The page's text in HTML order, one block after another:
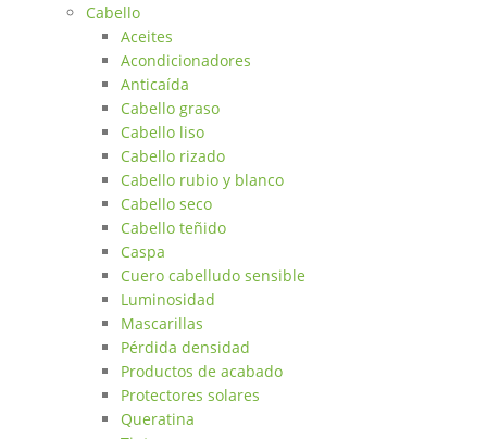
Cabello
Aceites
Acondicionadores
Anticaída
Cabello graso
Cabello liso
Cabello rizado
Cabello rubio y blanco
Cabello seco
Cabello teñido
Caspa
Cuero cabelludo sensible
Luminosidad
Mascarillas
Pérdida densidad
Productos de acabado
Protectores solares
Queratina